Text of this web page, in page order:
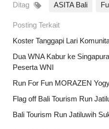
Ditag ASITA Bali
Posting Terkait
Koster Tanggapi Lari
Dua WNA Kabur ke
Peserta WNI
Run For Fun MORAZEN
Flag off Bali Tourism Run
Bali Tourism Run Jatiluwih